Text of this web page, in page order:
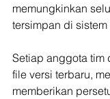
memungkinkan
tersimpan di
Setiap anggota tim
file versi terbaru,
memberikan